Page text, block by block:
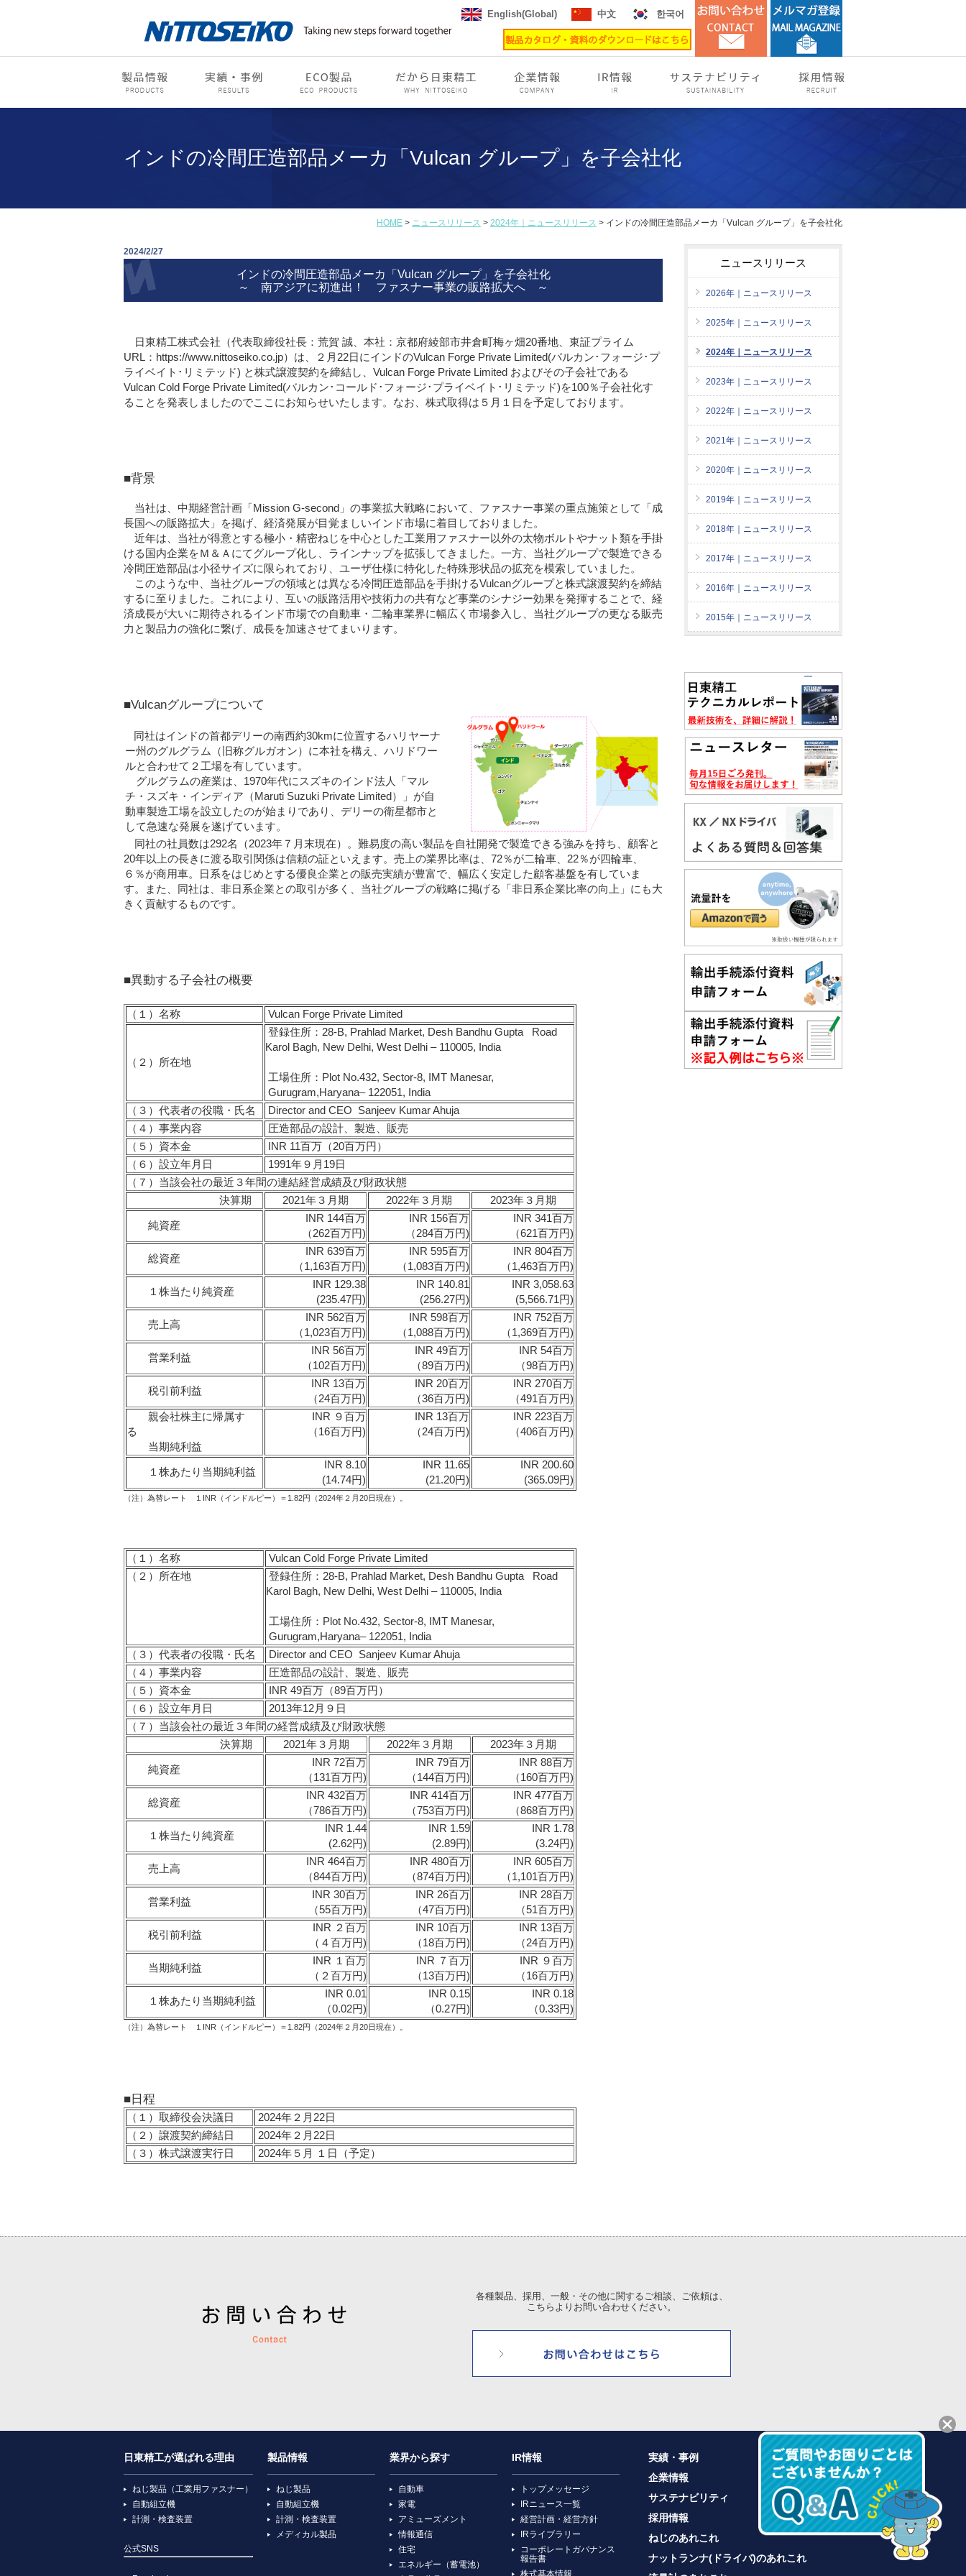
English(Global) 中文 한국어
インドの冷間圧造部品メーカ「Vulcan グループ」を子会社化
HOME > ニュースリリース > 2024年｜ニュースリリース > インドの冷間圧造部品メーカ「Vulcan グループ」を子会社化
2024/2/27
インドの冷間圧造部品メーカ「Vulcan グループ」を子会社化
～ 南アジアに初進出！ ファスナー事業の販路拡大へ ～
日東精工株式会社（代表取締役社長：荒賀 誠、本社：京都府綾部市井倉町梅ヶ畑20番地、東証プライム
URL：https://www.nittoseiko.co.jp）は、２月22日にインドのVulcan Forge Private Limited(バルカン･フォージ･プ
ライベイト･リミテッド) と株式譲渡契約を締結し、Vulcan Forge Private Limited およびその子会社である
Vulcan Cold Forge Private Limited(バルカン･コールド･フォージ･プライベイト･リミテッド)を100％子会社化す
ることを発表しましたのでここにお知らせいたします。なお、株式取得は５月１日を予定しております。
■背景
当社は、中期経営計画「Mission G-second」の事業拡大戦略において、ファスナー事業の重点施策として「成
長国への販路拡大」を掲げ、経済発展が目覚ましいインド市場に着目しておりました。
近年は、当社が得意とする極小・精密ねじを中心とした工業用ファスナー以外の太物ボルトやナット類を手掛
ける国内企業をＭ＆Ａにてグループ化し、ラインナップを拡張してきました。一方、当社グループで製造できる
冷間圧造部品は小径サイズに限られており、ユーザ仕様に特化した特殊形状品の拡充を模索していました。
このような中、当社グループの領域とは異なる冷間圧造部品を手掛けるVulcanグループと株式譲渡契約を締結
するに至りました。これにより、互いの販路活用や技術力の共有など事業のシナジー効果を発揮することで、経
済成長が大いに期待されるインド市場での自動車・二輪車業界に幅広く市場参入し、当社グループの更なる販売
力と製品力の強化に繋げ、成長を加速させてまいります。
■Vulcanグループについて
同社はインドの首都デリーの南西約30kmに位置するハリヤーナ
ー州のグルグラム（旧称グルガオン）に本社を構え、ハリドワー
ルと合わせて２工場を有しています。
グルグラムの産業は、1970年代にスズキのインド法人「マル
チ・スズキ・インディア（Maruti Suzuki Private Limited）」が自
動車製造工場を設立したのが始まりであり、デリーの衛星都市と
して急速な発展を遂げています。
同社の社員数は292名（2023年７月末現在）。難易度の高い製品を自社開発で製造できる強みを持ち、顧客と
20年以上の長きに渡る取引関係は信頼の証といえます。売上の業界比率は、72％が二輪車、22％が四輪車、
６％が商用車。日系をはじめとする優良企業との販売実績が豊富で、幅広く安定した顧客基盤を有していま
す。
また、同社は、非日系企業との取引が多く、当社グループの戦略に掲げる「非日系企業比率の向上」にも大
きく貢献するものです。
■異動する子会社の概要
（１） 名称 Vulcan Forge Private Limited
（２） 所在地
登録住所：28-B, Prahlad Market, Desh Bandhu Gupta Road
Karol Bagh, New Delhi, West Delhi – 110005, India
工場住所：Plot No.432, Sector-8, IMT Manesar,
Gurugram,Haryana– 122051, India
（３） 代表者の役職・氏名
Director and CEO Sanjeev Kumar Ahuja
（４） 事業内容
圧造部品の設計、製造、販売
（５） 資本金
INR 11百万（20百万円）
（６） 設立年月日
1991年９月19日
（７） 当該会社の最近３年間の連結経営成績及び財政状態
決算期
2021年３月期 2022年３月期 2023年３月期
純資産
INR 144百万
（262百万円)
INR 156百万
（284百万円)
INR 341百万
（621百万円)
総資産
INR 639百万
（1,163百万円)
INR 595百万
（1,083百万円)
INR 804百万
（1,463百万円)
１株当たり純資産
INR 129.38
(235.47円)
INR 140.81
(256.27円)
INR 3,058.63
(5,566.71円)
売上高
INR 562百万
（1,023百万円)
INR 598百万
（1,088百万円)
INR 752百万
（1,369百万円)
営業利益
INR 56百万
（102百万円)
INR 49百万
（89百万円)
INR 54百万
（98百万円)
税引前利益
INR 13百万
（24百万円)
INR 20百万
（36百万円)
INR 270百万
（491百万円)
親会社株主に帰属す
る
当期純利益
INR ９百万
（16百万円)
INR 13百万
（24百万円)
INR 223百万
（406百万円)
１株あたり当期純利益
INR 8.10
(14.74円)
INR 11.65
(21.20円)
INR 200.60
(365.09円)
（注）為替レート １INR（インドルピー）＝1.82円（2024年２月20日現在）。
（１） 名称
Vulcan Cold Forge Private Limited
（２）
所在地
登録住所：28-B, Prahlad Market, Desh Bandhu Gupta Road
Karol Bagh, New Delhi, West Delhi – 110005, India
工場住所：Plot No.432, Sector-8, IMT Manesar,
Gurugram,Haryana– 122051, India
（３） 代表者の役職・氏名
Director and CEO Sanjeev Kumar Ahuja
（４） 事業内容
圧造部品の設計、製造、販売
（５） 資本金
INR 49百万（89百万円）
（６） 設立年月日
2013年12月９日
（７） 当該会社の最近３年間の経営成績及び財政状態
決算期
2021年３月期 2022年３月期 2023年３月期
純資産
INR 72百万
（131百万円)
INR 79百万
（144百万円)
INR 88百万
（160百万円)
総資産
INR 432百万
（786百万円)
INR 414百万
（753百万円)
INR 477百万
（868百万円)
１株当たり純資産
INR 1.44
(2.62円)
INR 1.59
(2.89円)
INR 1.78
(3.24円)
売上高
INR 464百万
（844百万円)
INR 480百万
（874百万円)
INR 605百万
（1,101百万円)
営業利益
INR 30百万
（55百万円)
INR 26百万
（47百万円)
INR 28百万
（51百万円)
税引前利益
INR ２百万
（４百万円)
INR 10百万
（18百万円)
INR 13百万
（24百万円)
当期純利益
INR １百万
（２百万円)
INR ７百万
（13百万円)
INR ９百万
（16百万円)
１株あたり当期純利益
INR 0.01
（0.02円)
INR 0.15
（0.27円)
INR 0.18
（0.33円)
（注）為替レート １INR（インドルピー）＝1.82円（2024年２月20日現在）。
■日程
（１） 取締役会決議日
2024年２月22日
（２） 譲渡契約締結日
2024年２月22日
（３） 株式譲渡実行日 2024年５月 １日（予定）
ニュースリリース
2026年｜ニュースリリース
2025年｜ニュースリリース
2024年｜ニュースリリース
2023年｜ニュースリリース
2022年｜ニュースリリース
2021年｜ニュースリリース
2020年｜ニュースリリース
2019年｜ニュースリリース
2018年｜ニュースリリース
2017年｜ニュースリリース
2016年｜ニュースリリース
2015年｜ニュースリリース
各種製品、採用、一般・その他に関するご相談、ご依頼は、
こちらよりお問い合わせください。
日東精工が選ばれる理由
ねじ製品（工業用ファスナー）
自動組立機
計測・検査装置
公式SNS
製品情報
ねじ製品
自動組立機
計測・検査装置
メディカル製品
業界から探す
自動車
家電
アミューズメント
情報通信
住宅
エネルギー（蓄電池）
IR情報
トップメッセージ
IRニュース一覧
経営計画・経営方針
IRライブラリー
コーポレートガバナンス
報告書
株式基本情報
実績・事例
企業情報
サステナビリティ
採用情報
ねじのあれこれ
ナットランナ(ドライバ)のあれこれ